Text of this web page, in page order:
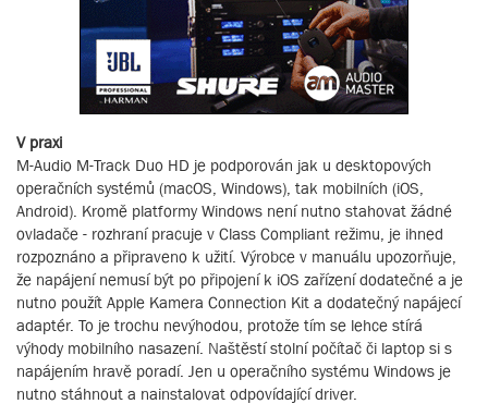
V praxi
M-Audio M-Track Duo HD je podporován jak u desktopových
operačních systémů (macOS, Windows), tak mobilních (iOS,
Android). Kromě platformy Windows není nutno stahovat žádné
ovladače - rozhraní pracuje v Class Compliant režimu, je ihned
rozpoznáno a připraveno k užití. Výrobce v manuálu upozorňuje,
že napájení nemusí být po připojení k iOS zařízení dodatečné a je
nutno použít Apple Kamera Connection Kit a dodatečný napájecí
adaptér. To je trochu nevýhodou, protože tím se lehce stírá
výhody mobilního nasazení. Naštěstí stolní počítač či laptop si s
napájením hravě poradí. Jen u operačního systému Windows je
nutno stáhnout a nainstalovat odpovídající driver.